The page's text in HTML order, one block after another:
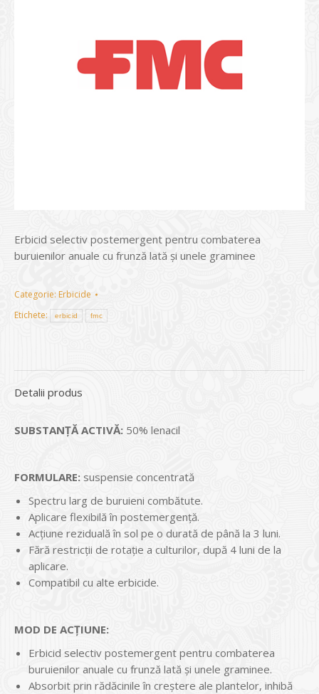
Erbicid selectiv postemergent pentru combaterea
buruienilor anuale cu frunză lată şi unele graminee
Categorie: Erbicide
Etichete:
erbicid fmc
Detalii produs
SUBSTANŢĂ ACTIVĂ: 50% lenacil
FORMULARE: suspensie concentrată
Spectru larg de buruieni combătute.
Aplicare flexibilă în postemergență.
Acțiune reziduală în sol pe o durată de până la 3 luni.
Fără restricţii de rotaţie a culturilor, după 4 luni de la
aplicare.
Compatibil cu alte erbicide.
MOD DE ACŢIUNE:
Erbicid selectiv postemergent pentru combaterea
buruienilor anuale cu frunză lată şi unele graminee.
Absorbit prin rădăcinile în creştere ale plantelor, inhibă